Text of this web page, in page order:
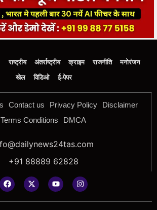
राष्ट्रीय अंतर्राष्ट्रीय क्राइम राजनीति
मनोरंजन
खेल
विडिओ ई-पेपर
+91 88889 62828
|Design By Bootalpha.com +91 99 88 77
5158